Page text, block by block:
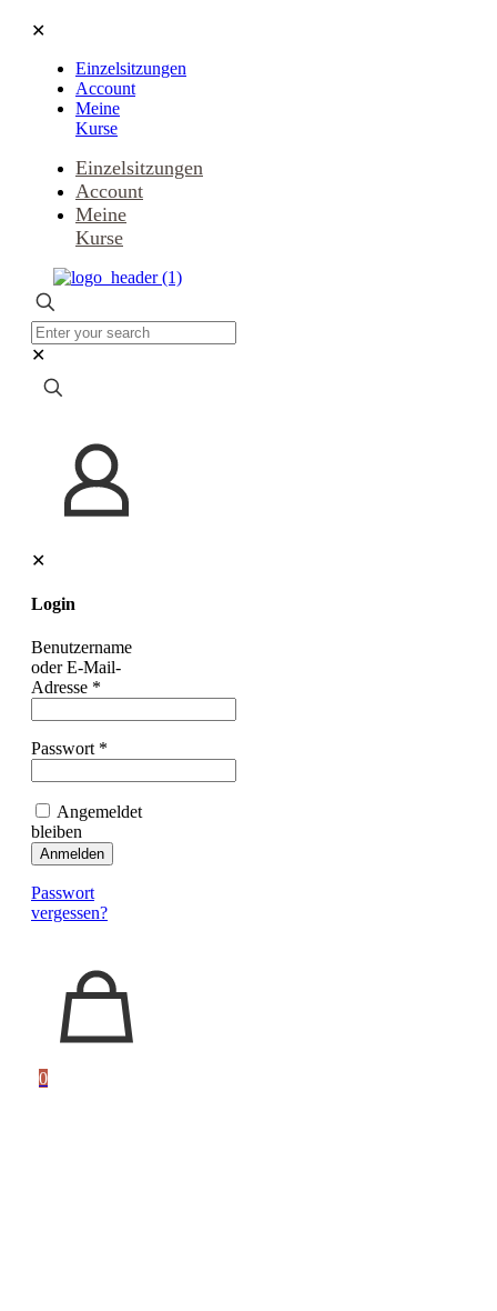
✕
Einzelsitzungen
Account
Meine
Kurse
Einzelsitzungen
Account
Meine
Kurse
✕
✕
Login
Benutzername
oder E-Mail-
Adresse *
Passwort *
Angemeldet
bleiben
Anmelden
Passwort
vergessen?
0